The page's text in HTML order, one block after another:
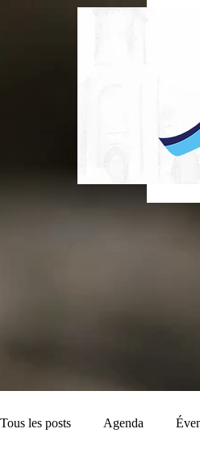
Tous les posts Agenda